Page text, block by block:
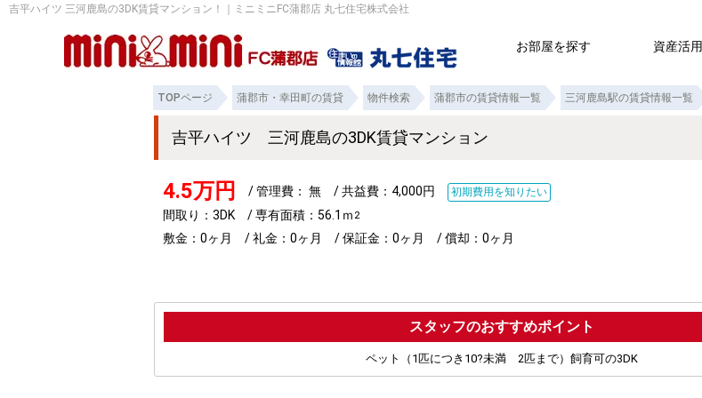
吉平ハイツ 三河鹿島の3DK賃貸マンション！｜ミニミニFC蒲郡店 丸七住宅株式会社
お部屋を探す 資産活用
TOPページ 蒲郡市・幸田町の賃貸 物件検索 蒲郡市の賃貸情報一覧 三河鹿島駅の賃貸情報一覧
吉平ハイツ 三河鹿島の3DK賃貸マンション
4.5万円 / 管理費： 無 / 共益費：4,000円 初期費用を知りたい
間取り：3DK / 専有面積：56.1ｍ 2
敷金：0ヶ月 / 礼金：0ヶ月 / 保証金：0ヶ月 / 償却：0ヶ月
ポイント
ペット（1匹につき10?未満 2匹まで）飼育可の3DK